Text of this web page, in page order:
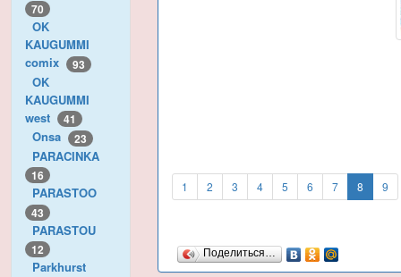
70
OK
KAUGUMMI
comix
93
OK
KAUGUMMI
west
41
Onsa 23
PARACINKA
16
PARASTOO
43
PARASTOU
12
Parkhurst
1 2 3 4 5 6 7 8 9
Поделиться…